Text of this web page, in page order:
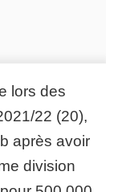
lors des
22 (20),
après avoir
division